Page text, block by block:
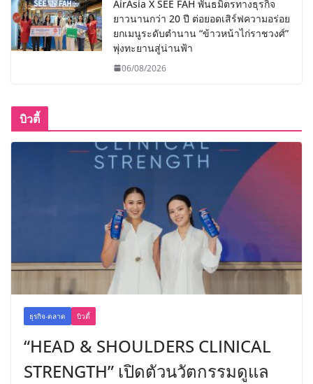
AirAsia X SEE FAH พันธมิตรทางธุรกิจ
ยาวนานกว่า 20 ปี ต่อยอดเสิร์ฟความอร่อย
ยกเมนูระดับตำนาน “ข้าวหน้าไก่ราชวงศ์”
พุ่งทะยานสู่น่านฟ้า
06/08/2026
บิวตี้
ธุรกิจ-ตลาด บิวตี้
“HEAD & SHOULDERS CLINICAL
STRENGTH” เปิดตัวนวัตกรรมดูแล